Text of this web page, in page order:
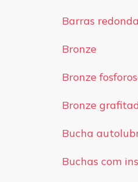
Barras
Bronze
Bronze
Bronze
Bucha
Buchas com